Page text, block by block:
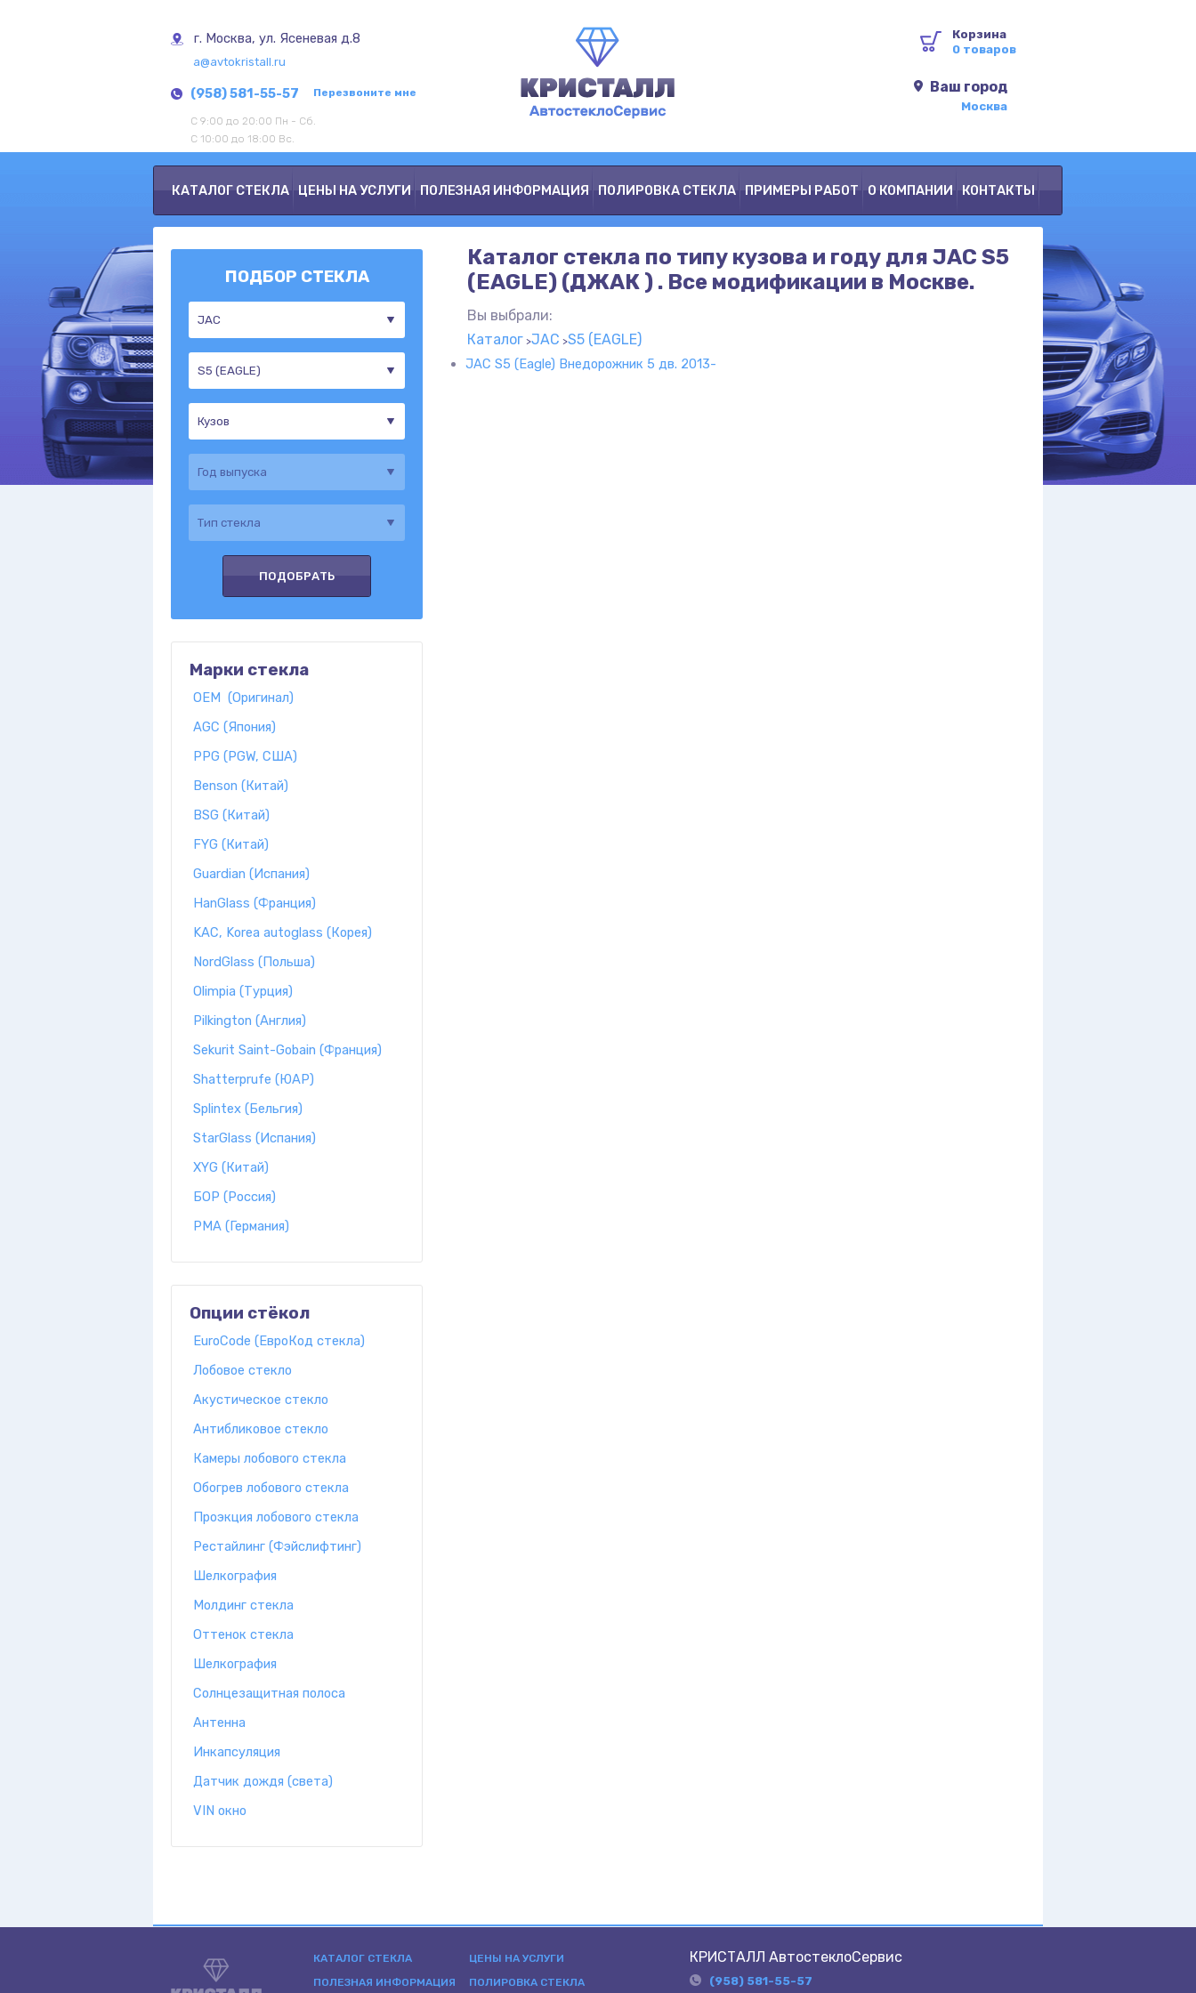
г. Москва, ул. Ясеневая д.8
a@avtokristall.ru
(958) 581-55-57 Перезвоните мне
С 9:00 до 20:00 Пн - Сб.
С 10:00 до 18:00 Вс.
Корзина
0 товаров
Ваш город
Москва
КАТАЛОГ СТЕКЛА ЦЕНЫ НА УСЛУГИ ПОЛЕЗНАЯ ИНФОРМАЦИЯ ПОЛИРОВКА СТЕКЛА ПРИМЕРЫ РАБОТ О КОМПАНИИ КОНТАКТЫ
ПОДБОР СТЕКЛА
Марки стекла
OEM (Оригинал)
AGC (Япония)
PPG (PGW, США)
Benson (Китай)
BSG (Китай)
FYG (Китай)
Guardian (Испания)
HanGlass (Франция)
KAC, Korea autoglass (Корея)
NordGlass (Польша)
Olimpia (Турция)
Pilkington (Англия)
Sekurit Saint-Gobain (Франция)
Shatterprufe (ЮАР)
Splintex (Бельгия)
StarGlass (Испания)
XYG (Китай)
БОР (Россия)
PMA (Германия)
Опции стёкол
EuroCode (ЕвроКод стекла)
Лобовое стекло
Акустическое стекло
Антибликовое стекло
Камеры лобового стекла
Обогрев лобового стекла
Проэкция лобового стекла
Рестайлинг (Фэйслифтинг)
Шелкография
Молдинг стекла
Оттенок стекла
Шелкография
Солнцезащитная полоса
Антенна
Инкапсуляция
Датчик дождя (света)
VIN окно
Каталог стекла по типу кузова и году для JAC S5
(EAGLE) (ДЖАК ) . Все модификации в Москве.
Вы выбрали:
Каталог JAC S5 (EAGLE)
JAC S5 (Eagle) Внедорожник 5 дв. 2013-
КАТАЛОГ СТЕКЛА
ЦЕНЫ НА УСЛУГИ
ПОЛЕЗНАЯ ИНФОРМАЦИЯ
ПОЛИРОВКА СТЕКЛА
КРИСТАЛЛ АвтостеклоСервис
(958) 581-55-57